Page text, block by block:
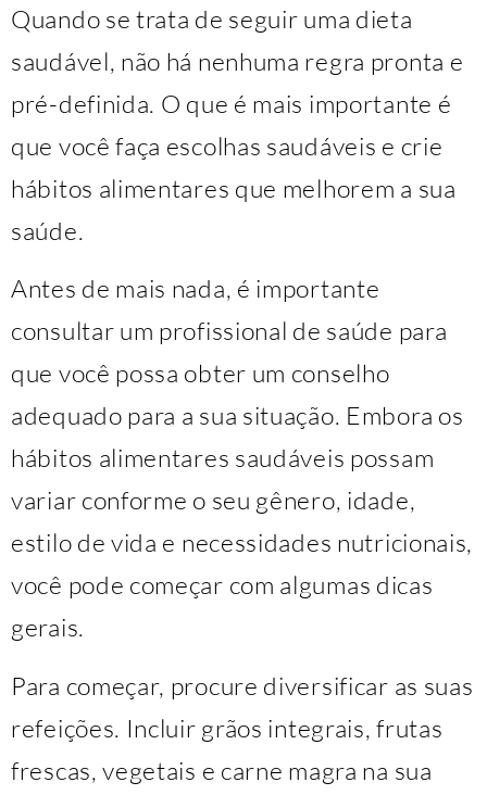
Quando se trata de seguir uma dieta
saudável, não há nenhuma regra pronta e
pré-definida. O que é mais importante é
que você faça escolhas saudáveis e crie
hábitos alimentares que melhorem a sua
saúde.
Antes de mais nada, é importante
consultar um profissional de saúde para
que você possa obter um conselho
adequado para a sua situação. Embora os
hábitos alimentares saudáveis possam
variar conforme o seu gênero, idade,
estilo de vida e necessidades nutricionais,
você pode começar com algumas dicas
gerais.
Para começar, procure diversificar as suas
refeições. Incluir grãos integrais, frutas
frescas, vegetais e carne magra na sua